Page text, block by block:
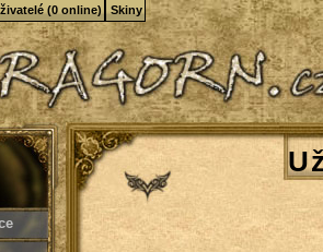
(0 online) Skiny